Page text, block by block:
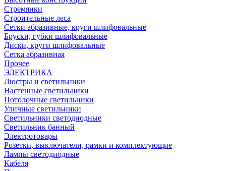
Стремянки
Строительные леса
Сетки абразивные, круги шлифовальные
Бруски, губки шлифовальные
Диски, круги шлифовальные
Сетка абразивная
Прочее
ЭЛЕКТРИКА
Люстры и светильники
Настенные светильники
Потолочные светильники
Уличные светильники
Светильники светодиодные
Светильник банный
Электротовары
Розетки, выключатели, рамки и комплектующие
Лампы светодиодные
Кабеля